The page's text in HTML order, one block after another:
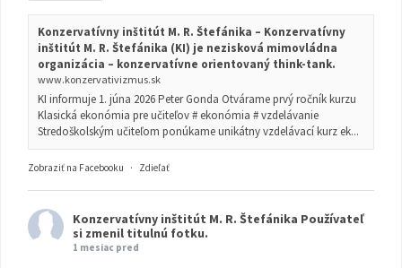
Konzervatívny inštitút M. R. Štefánika – Konzervatívny
inštitút M. R. Štefánika (KI) je nezisková mimovládna
organizácia – konzervatívne orientovaný think-tank.
www.konzervativizmus.sk
KI informuje 1. júna 2026 Peter Gonda Otvárame prvý ročník kurzu
Klasická ekonómia pre učiteľov # ekonómia # vzdelávanie
Stredoškolským učiteľom ponúkame unikátny vzdelávací kurz ek...
Zobraziť na Facebooku · Zdieľať
Konzervatívny inštitút M. R. Štefánika Používateľ
si zmenil titulnú fotku.
1 mesiac pred